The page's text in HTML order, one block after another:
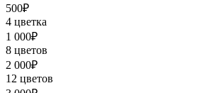
500₽
4 цветка
1 000₽
8 цветов
2 000₽
12 цветов